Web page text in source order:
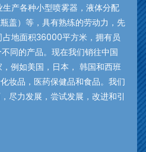
产各种小型喷雾器，液体分配
盖）等，具有熟练的劳动力，先
地面积36000平方米，拥有员
同的产品。现在我们销往中国
例如美国，日本， 韩国和西班
妆品，医药保健品和食品。我们
尽力发展，尝试发展，改进和引